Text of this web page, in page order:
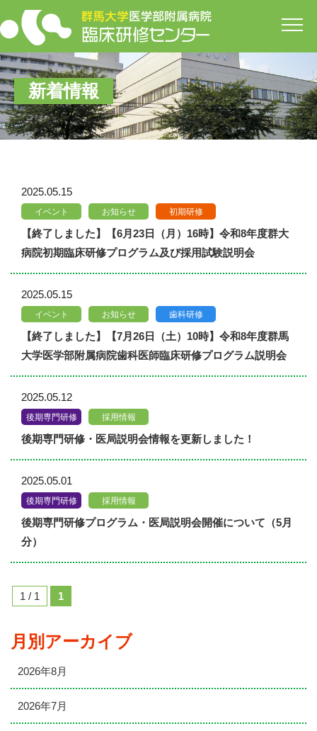
新着情報
2025.05.15
イベント お知らせ 初期研修
【終了しました】【6月23日（月）16時】令和8年度群大
病院初期臨床研修プログラム及び採用試験説明会
2025.05.15
イベント お知らせ 歯科研修
【終了しました】【7月26日（土）10時】令和8年度群馬
大学医学部附属病院歯科医師臨床研修プログラム説明会
2025.05.12
後期専門研修 採用情報
後期専門研修・医局説明会情報を更新しました！
2025.05.01
後期専門研修 採用情報
後期専門研修プログラム・医局説明会開催について（5月
分）
1 / 1 1
月別アーカイブ
2026年8月
2026年7月